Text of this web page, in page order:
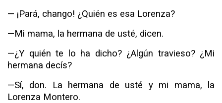
— ¡Pará, chango! ¿Quién es esa Lorenza?
—Mi mama, la hermana de usté, dicen.
—¿Y quién te lo ha dicho? ¿Algún travieso? ¿Mi
hermana decís?
—Sí, don. La hermana de usté y mi mama, la
Lorenza Montero.